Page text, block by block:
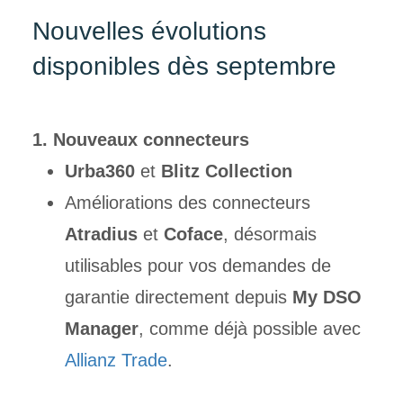
Nouvelles évolutions
disponibles dès septembre
1. Nouveaux connecteurs
Urba360et Blitz Collection
Améliorations des connecteurs
Atradiuset Coface, désormais
utilisables pour vos demandes de
garantie directement depuis My DSO
Manager, comme déjà possible avec
Allianz Trade.